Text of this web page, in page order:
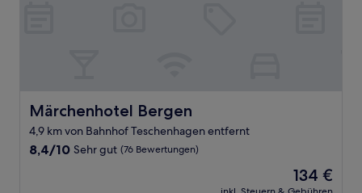
Märchenhotel Bergen
Märchenhotel Bergen
4,9 km von Bahnhof Teschenhagen entfernt
8.4
8,4/10 Sehr gut (76 Bewertungen)
Der
Preis
134 €